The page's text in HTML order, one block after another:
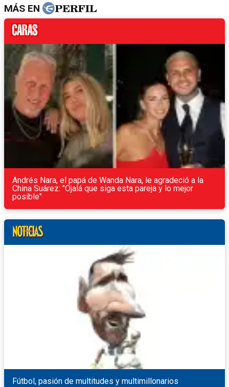
MÁS EN
Andrés Nara, el papá de Wanda Nara, le agradeció a la
China Suárez: "Ojalá que siga esta pareja y lo mejor
posible"
Fútbol, pasión de multitudes y multimillonarios